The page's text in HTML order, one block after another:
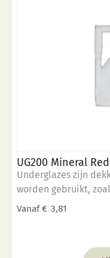
UG200 Mineral Red
Underglazes zijn
worden gebruikt,
een transparant
onderglazuren zijn
Vanaf € 3,81